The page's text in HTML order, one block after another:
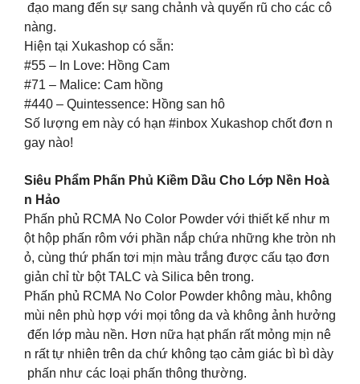
đạo mang đến sự sang chảnh và quyến rũ cho các cô
nàng.
Hiện tại Xukashop có sẵn:
#55 – In Love: Hồng Cam
#71 – Malice: Cam hồng
#440 – Quintessence: Hồng san hô
Số lượng em này có hạn #inbox Xukashop chốt đơn n
gay nào!
Siêu Phẩm Phấn Phủ Kiềm Dầu Cho Lớp Nền Hoà
n Hảo
Phấn phủ RCMA No Color Powder với thiết kế như m
ột hộp phấn rôm với phần nắp chứa những khe tròn nh
ỏ, cùng thứ phấn tơi mịn màu trắng được cấu tạo đơn
giản chỉ từ bột TALC và Silica bên trong.
Phấn phủ RCMA No Color Powder không màu, không
mùi nên phù hợp với mọi tông da và không ảnh hưởng
đến lớp màu nền. Hơn nữa hạt phấn rất mỏng mịn nê
n rất tự nhiên trên da chứ không tạo cảm giác bì bì dày
phấn như các loại phấn thông thường.